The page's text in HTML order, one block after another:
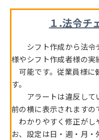
１.法令チ
シフト作成から法令
様やシフト作成者様の
可能です。従業員様に
す。
アラートは違反して
前の横に表示されますの
わかりやすく修正がし
お、設定は日・週・月